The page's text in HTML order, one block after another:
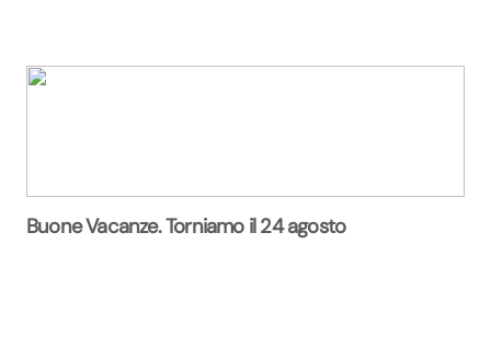
Buone Vacanze. Torniamo il 24 agosto